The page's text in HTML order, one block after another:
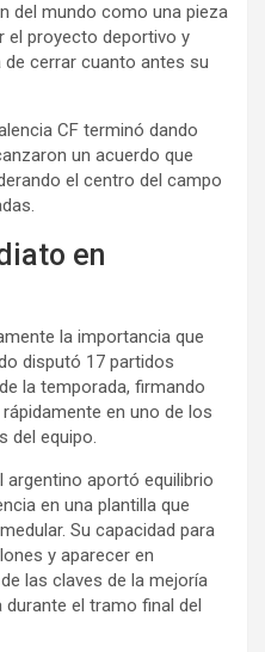
del mundo como una pieza
el proyecto deportivo y
cerrar cuanto antes su
CF terminó dando
un acuerdo que
el centro del campo
en
la importancia que
disputó 17 partidos
la temporada, firmando
en uno de los
del equipo.
argentino aportó equilibrio
en una plantilla que
Su capacidad para
y aparecer en
las claves de la mejoría
el tramo final del